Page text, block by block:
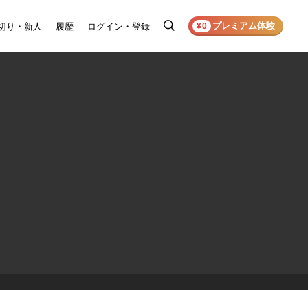
り・新人 履歴 ログイン・登録
検
¥0 プレミアム体験